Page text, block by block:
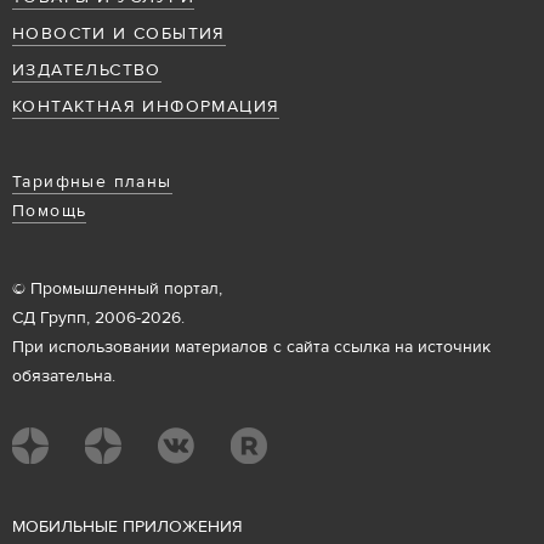
НОВОСТИ И СОБЫТИЯ
ИЗДАТЕЛЬСТВО
КОНТАКТНАЯ ИНФОРМАЦИЯ
Тарифные планы
Помощь
© Промышленный портал,
СД Групп, 2006-2026.
При использовании материалов с сайта ссылка на источник
обязательна.
МОБИЛЬНЫЕ ПРИЛОЖЕНИЯ